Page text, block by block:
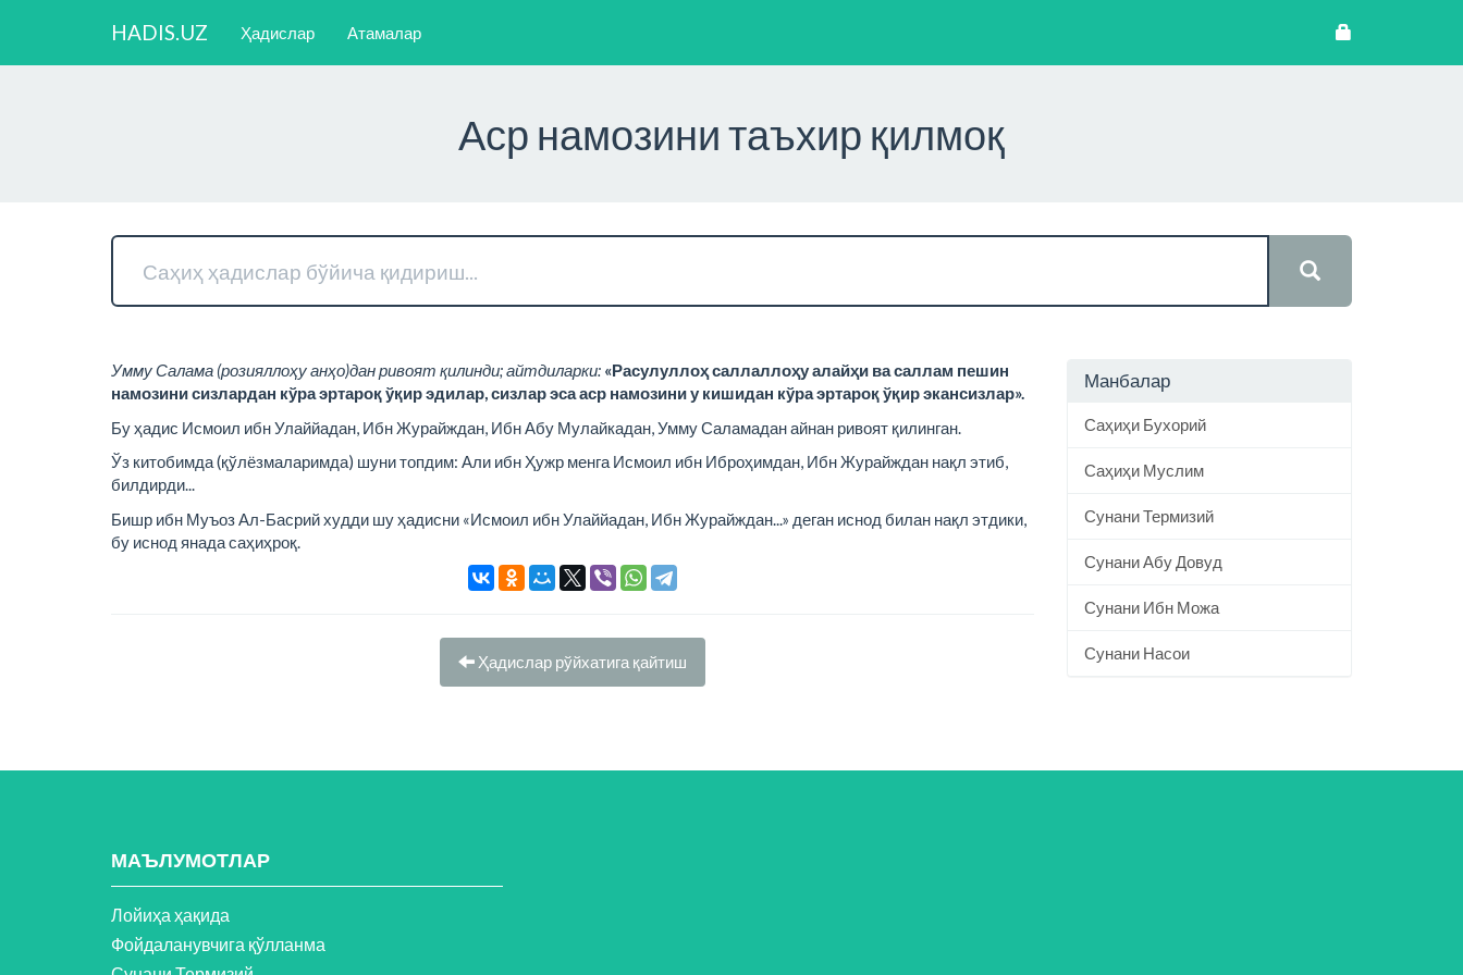
HADIS.UZ Ҳадислар Атамалар
Аср намозини таъхир қилмоқ
Умму Салама (розияллоҳу анҳо)дан ривоят қилинди; айтдиларки: «Расулуллоҳ саллаллоҳу алайҳи ва саллам пешин
намозини сизлардан кўра эртароқ ўқир эдилар, сизлар эса аср намозини у кишидан кўра эртароқ ўқир экансизлар».
Бу ҳадис Исмоил ибн Улаййадан, Ибн Журайждан, Ибн Абу Мулайкадан, Умму Саламадан айнан ривоят қилинган.
Ўз китобимда (қўлёзмаларимда) шуни топдим: Али ибн Ҳужр менга Исмоил ибн Иброҳимдан, Ибн Журайждан нақл этиб,
билдирди...
Бишр ибн Муъоз Ал-Басрий худди шу ҳадисни «Исмоил ибн Улаййадан, Ибн Журайждан...» деган иснод билан нақл этдики,
бу иснод янада саҳиҳроқ.
Ҳадислар рўйхатига қайтиш
Манбалар
Саҳиҳи Бухорий
Саҳиҳи Муслим
Сунани Термизий
Сунани Абу Довуд
Сунани Ибн Можа
Сунани Насои
МАЪЛУМОТЛАР
Лойиҳа ҳақида
Фойдаланувчига қўлланма